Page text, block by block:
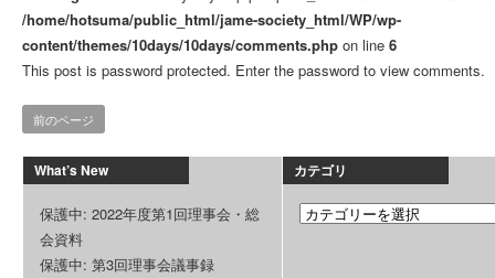
/home/hotsuma/public_html/jame-society_html/WP/wp-
content/themes/10days/10days/comments.php on line 6
This post is password protected. Enter the password to view comments.
前のページ
What’s New
保護中: 2022年度第1回理事会・総
会資料
保護中: 第3回理事会議事録
カテゴリ